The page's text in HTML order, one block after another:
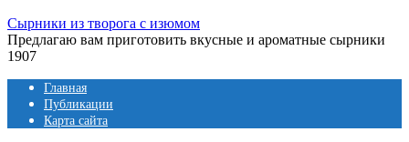
Сырники из творога с изюмом
Предлагаю вам приготовить вкусные и ароматные сырники
1907
Главная
Публикации
Карта сайта